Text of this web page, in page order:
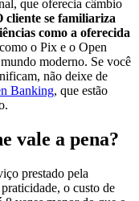
que oferecia câmbio
cliente se familiariza
como a oferecida
o Pix e o Open
moderno. Se você
não deixe de
Banking, que estão
vale a pena?
prestado pela
o custo de